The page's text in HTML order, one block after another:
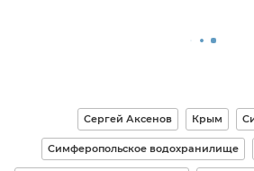
Сергей Аксенов Крым
Симферопольское водохранилище